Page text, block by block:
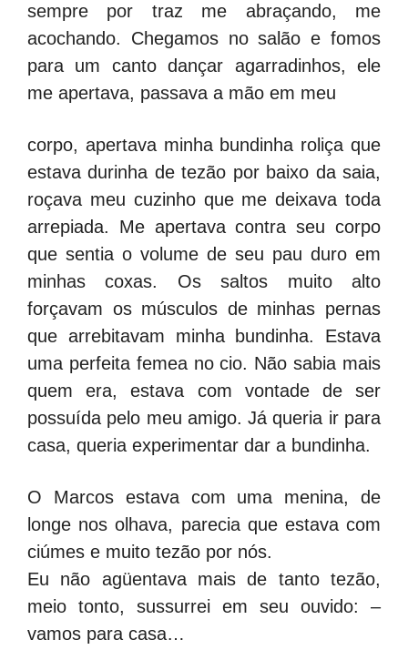
sempre por traz me abraçando, me
acochando. Chegamos no salão e fomos
para um canto dançar agarradinhos, ele
me apertava, passava a mão em meu
corpo, apertava minha bundinha roliça que
estava durinha de tezão por baixo da saia,
roçava meu cuzinho que me deixava toda
arrepiada. Me apertava contra seu corpo
que sentia o volume de seu pau duro em
minhas coxas. Os saltos muito alto
forçavam os músculos de minhas pernas
que arrebitavam minha bundinha. Estava
uma perfeita femea no cio. Não sabia mais
quem era, estava com vontade de ser
possuída pelo meu amigo. Já queria ir para
casa, queria experimentar dar a bundinha.
O Marcos estava com uma menina, de
longe nos olhava, parecia que estava com
ciúmes e muito tezão por nós.
Eu não agüentava mais de tanto tezão,
meio tonto, sussurrei em seu ouvido: –
vamos para casa…